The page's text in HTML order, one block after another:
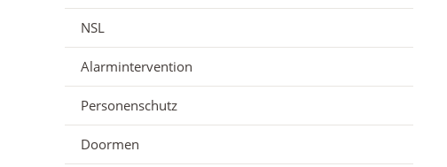
NSL
Alarmintervention
Personenschutz
Doormen